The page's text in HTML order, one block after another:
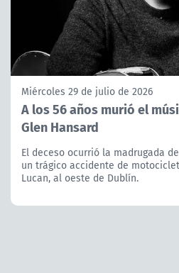
Miércoles 29 de julio de 2026
A los 56 años murió el
Glen Hansard
El deceso ocurrió la madrugada
un trágico accidente de
Lucan, al oeste de Dublín.